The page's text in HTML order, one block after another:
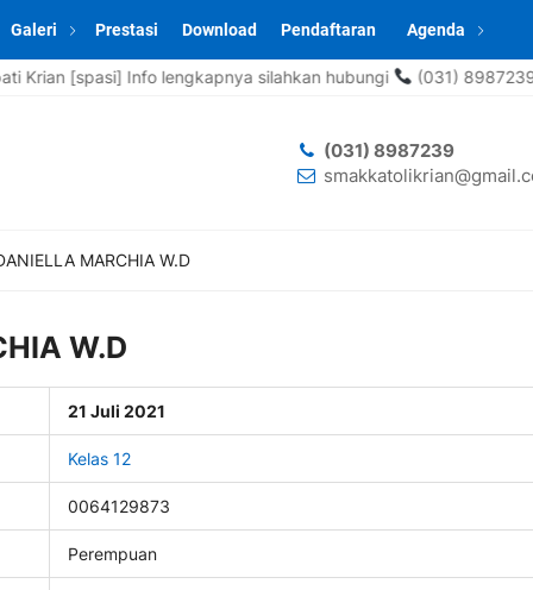
Galeri Prestasi Download Pendaftaran Agenda
Info lengkapnya silahkan hubungi (031) 8987239 , 0857-
(031) 8987239
MARCHIA W.D
W.D
21 Juli 2021
Kelas 12
0064129873
Perempuan